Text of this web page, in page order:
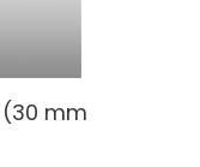
(30 mm